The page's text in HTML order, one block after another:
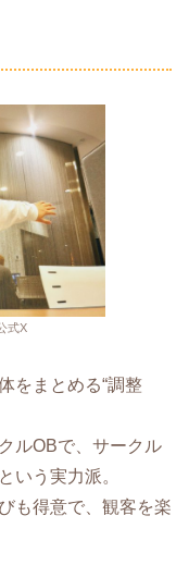
式X
をまとめる“調整
ルOBで、サークル
いう実力派。
も得意で、観客を楽